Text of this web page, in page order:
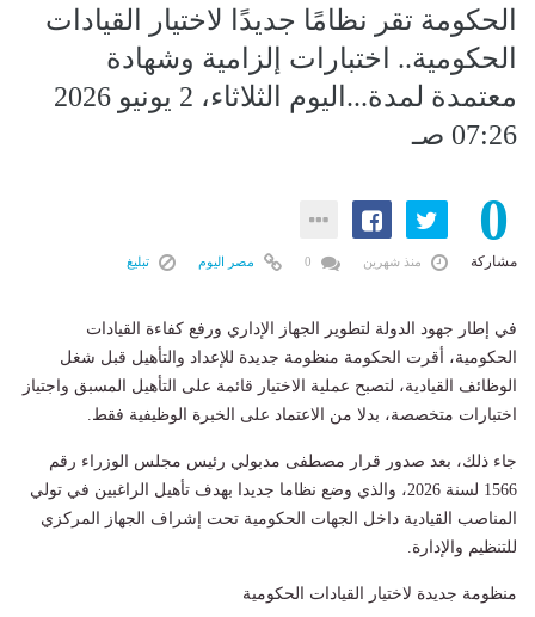
الحكومة تقر نظامًا جديدًا لاختيار القيادات
الحكومية.. اختبارات إلزامية وشهادة
معتمدة لمدة...اليوم الثلاثاء، 2 يونيو 2026
07:26 صـ
0
مشاركة منذ شهرين مصر اليوم تبليغ
في إطار جهود الدولة لتطوير الجهاز الإداري ورفع كفاءة القيادات
الحكومية، أقرت الحكومة منظومة جديدة للإعداد والتأهيل قبل شغل
الوظائف القيادية، لتصبح عملية الاختيار قائمة على التأهيل المسبق واجتياز
اختبارات متخصصة، بدلا من الاعتماد على الخبرة الوظيفية فقط.
جاء ذلك، بعد صدور قرار مصطفى مدبولي رئيس مجلس الوزراء رقم
1566 لسنة 2026، والذي وضع نظاما جديدا بهدف تأهيل الراغبين في تولي
المناصب القيادية داخل الجهات الحكومية تحت إشراف الجهاز المركزي
للتنظيم والإدارة.
منظومة جديدة لاختيار القيادات الحكومية